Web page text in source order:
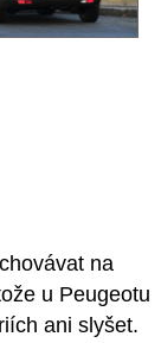
na
u Peugeotu
ani slyšet.